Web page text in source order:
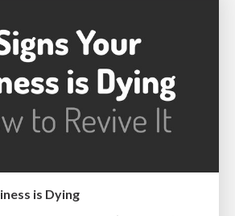
is Dying